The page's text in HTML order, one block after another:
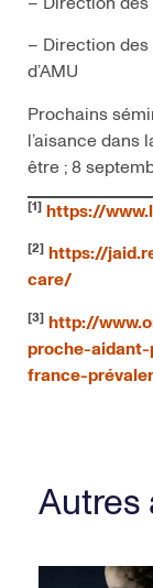
– Direction
d’AMU
Prochains
l’aisance dans
être ; 8
[1] https://
[2]
https://
care/
[3] http://
proche-
france-
Autres